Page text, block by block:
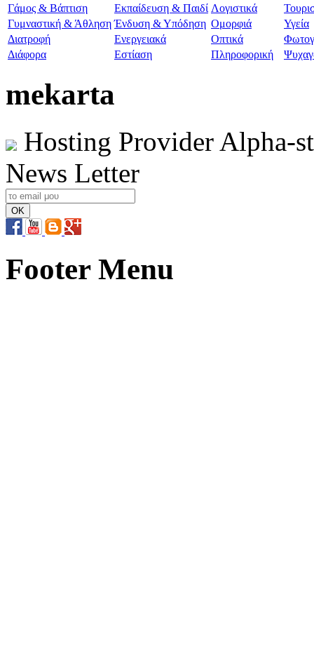
Γάμος & Βάπτιση
Εκπαίδευση & Παιδί Λογιστικά
Γυμναστική & Άθληση Ένδυση & Υπόδηση Ομορφιά
Υγεία
Διατροφή
Ενεργειακά Οπτικά
Διάφορα
Εστίαση Πληροφορική
mekarta
Hosting Provider Alpha-
News Letter
Footer Menu